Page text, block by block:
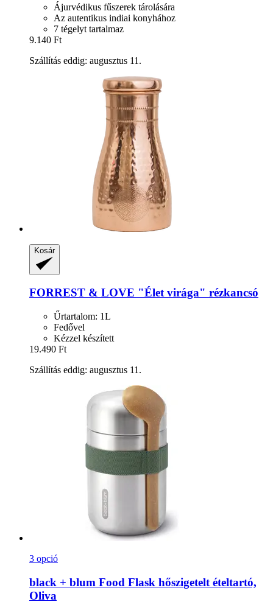
Ájurvédikus fűszerek tárolására
Az autentikus indiai konyhához
7 tégelyt tartalmaz
9.140 Ft
Szállítás eddig: augusztus 11.
Kosár
FORREST & LOVE "Élet virága" rézkancsó
Űrtartalom: 1L
Fedővel
Kézzel készített
19.490 Ft
Szállítás eddig: augusztus 11.
3 opció
black + blum Food Flask hőszigetelt ételtartó,
Oliva